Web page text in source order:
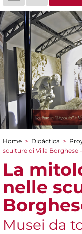
You are here
Home > Didáctica >
sculture di Villa Borghese
La
nelle
Musei da